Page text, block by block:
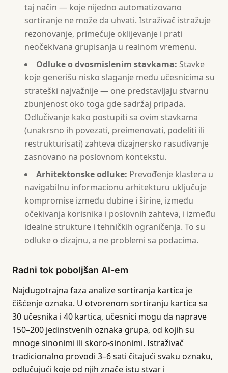
taj način — koje nijedno automatizovano
sortiranje ne može da uhvati. Istraživač istražuje
rezonovanje, primećuje oklijevanje i prati
neočekivana grupisanja u realnom vremenu.
Odluke o dvosmislenim stavkama: Stavke
koje generišu nisko slaganje među učesnicima su
strateški najvažnije — one predstavljaju stvarnu
zbunjenost oko toga gde sadržaj pripada.
Odlučivanje kako postupiti sa ovim stavkama
(unakrsno ih povezati, preimenovati, podeliti ili
restrukturisati) zahteva dizajnersko rasuđivanje
zasnovano na poslovnom kontekstu.
Arhitektonske odluke: Prevođenje klastera u
navigabilnu informacionu arhitekturu uključuje
kompromise između dubine i širine, između
očekivanja korisnika i poslovnih zahteva, i između
idealne strukture i tehničkih ograničenja. To su
odluke o dizajnu, a ne problemi sa podacima.
Radni tok poboljšan AI-em
Najdugotrajna faza analize sortiranja kartica je
čišćenje oznaka. U otvorenom sortiranju kartica sa
30 učesnika i 40 kartica, učesnici mogu da naprave
150–200 jedinstvenih oznaka grupa, od kojih su
mnoge sinonimi ili skoro-sinonimi. Istraživač
tradicionalno provodi 3–6 sati čitajući svaku oznaku,
odlučujući koje od njih znače istu stvar i